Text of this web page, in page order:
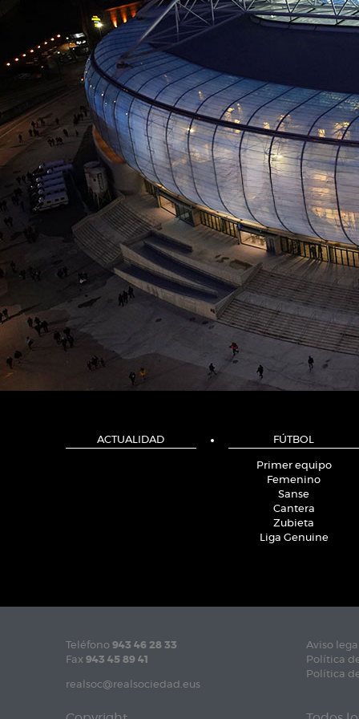
ACTUALIDAD FÚTBOL
Primer equipo
Femenino
Sanse
Cantera
Zubieta
Liga Genuine
Teléfono 943 46 28 33
Fax 943 45 89 41
realsoc@realsociedad.eus
Aviso
Política
Política